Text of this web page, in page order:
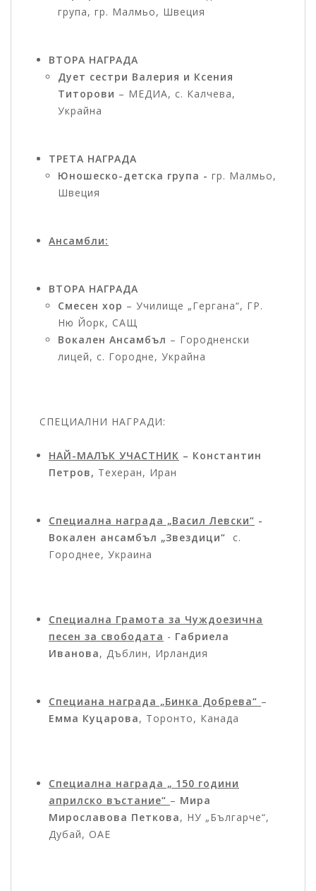
група, гр. Малмьо, Швеция
ВТОРА НАГРАДА
Дует сестри Валерия и Ксения
Титорови – МЕДИА, с. Калчева,
Украйна
ТРЕТА НАГРАДА
Юношеско-детска група - гр. Малмьо,
Швеция
Ансамбли:
ВТОРА НАГРАДА
Смесен хор – Училище „Гергана“, ГР.
Ню Йорк, САЩ
Вокален Ансамбъл – Городненски
лицей, с. Городне, Украйна
СПЕЦИАЛНИ НАГРАДИ:
НАЙ-МАЛЪК УЧАСТНИК – Константин
Петров, Техеран, Иран
Специална награда „Васил Левски“ -
Вокален ансамбъл „Звездици“ с.
Городнее, Украина
Специална Грамота за Чуждоезична
песен за свободата - Габриела
Иванова, Дъблин, Ирландия
Специана награда „Бинка Добрева“ –
Емма Куцарова, Торонто, Канада
Специална награда „ 150 години
априлско въстание“ – Мира
Мирославова Петкова, НУ „Българче“,
Дубай, ОАЕ